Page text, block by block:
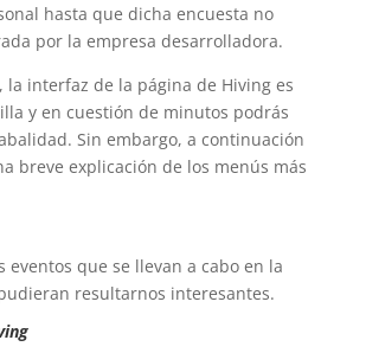
hasta que dicha encuesta no
por la empresa desarrolladora.
la interfaz de la página de Hiving es
y en cuestión de minutos podrás
Sin embargo, a continuación
breve explicación de los menús más
eventos que se llevan a cabo en la
resultarnos interesantes.